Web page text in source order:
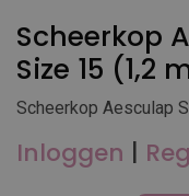
Scheerkop
Size 15 (1,2
Scheerkop Aesculap
Inloggen |